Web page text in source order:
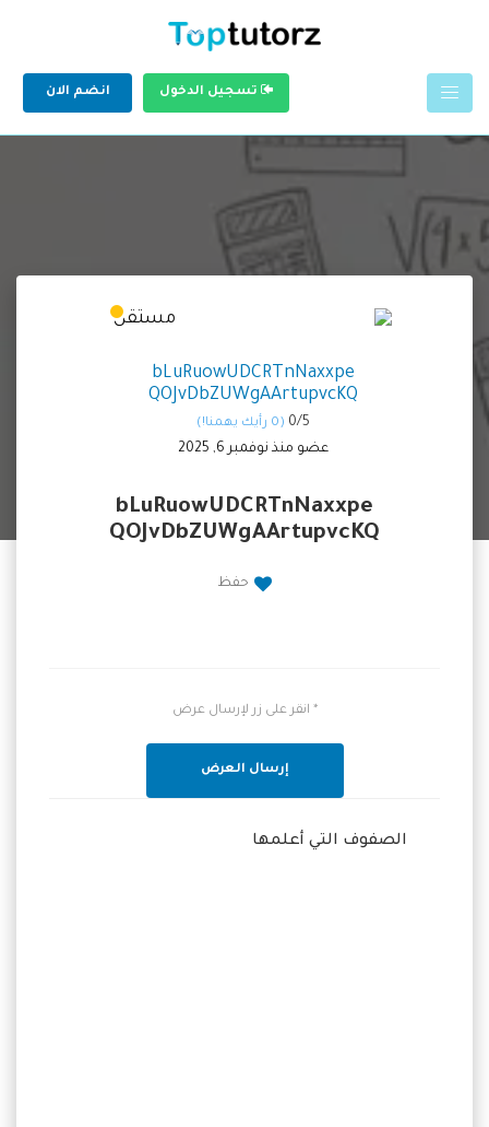
تسجيل الدخول انضم الان
bLuRuowUDCRTnNaxxpe
QOJvDbZUWgAArtupvcKQ
0/5 (0 رأيك يهمنا!)
عضو منذ نوفمبر 6, 2025
bLuRuowUDCRTnNaxxpe
QOJvDbZUWgAArtupvcKQ
حفظ
* انقر على زر لإرسال عرض
إرسال العرض
الصفوف التي أعلمها